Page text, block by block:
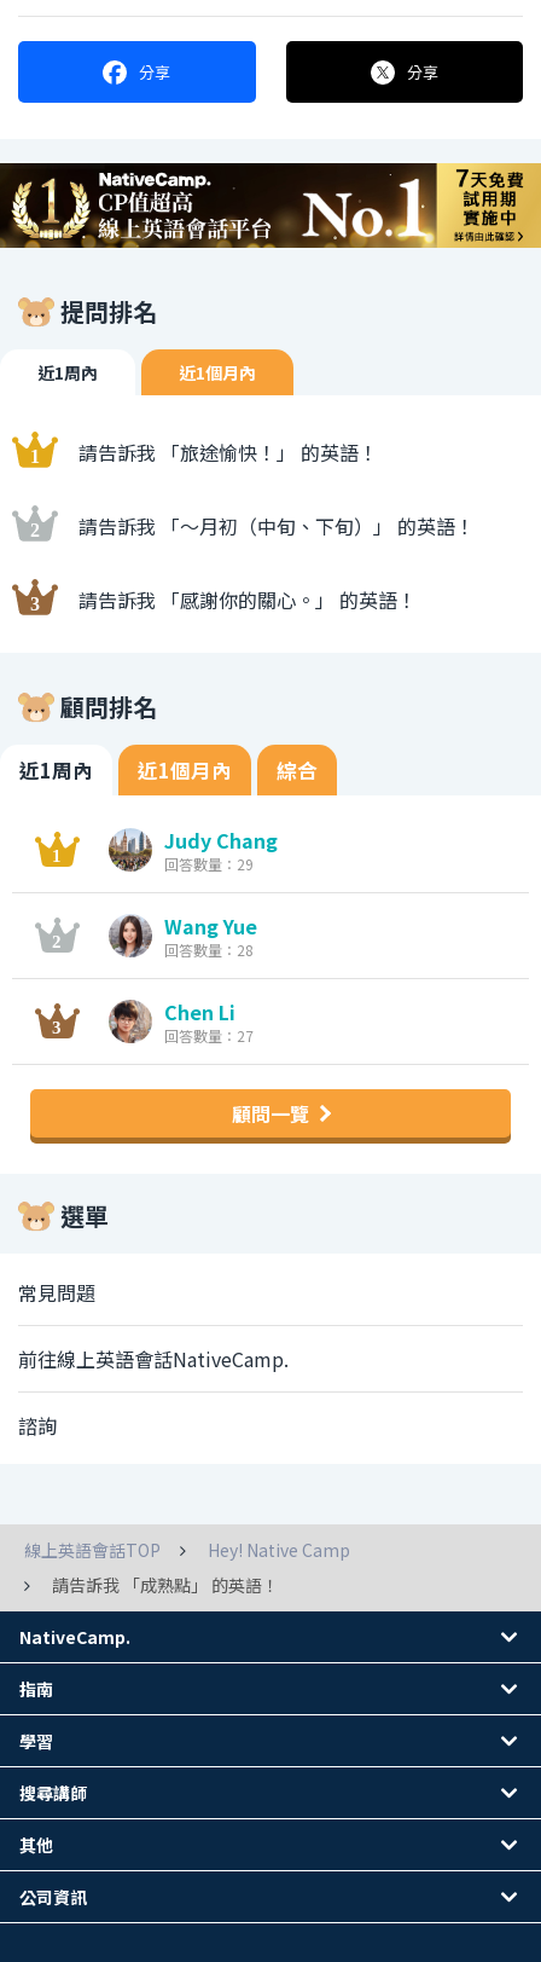
分享 分享
提問排名
近1周內 近1個月內
請告訴我 「旅途愉快！」 的英語！
請告訴我 「〜月初（中旬、下旬）」 的英語！
請告訴我 「感謝你的關心。」 的英語！
顧問排名
近1周內 近1個月內 綜合
Judy Chang
回答數量：29
Wang Yue
回答數量：28
Chen Li
回答數量：27
顧問一覽
選單
常見問題
前往線上英語會話NativeCamp.
諮詢
線上英語會話TOP
Hey! Native Camp
請告訴我 「成熟點」 的英語！
NativeCamp.
指南
學習
搜尋講師
其他
公司資訊